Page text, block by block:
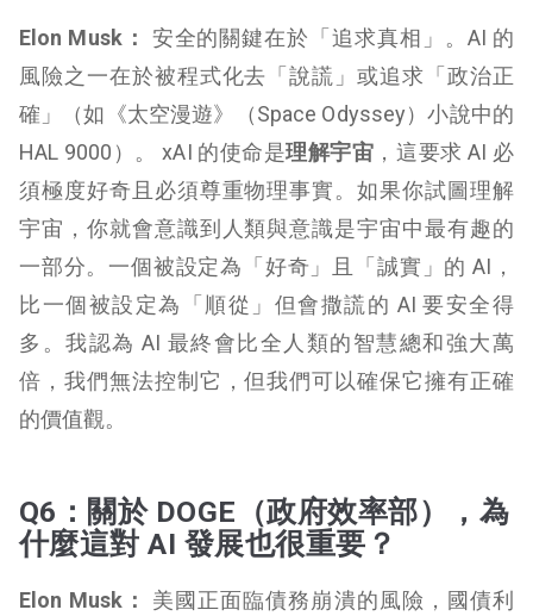
Elon Musk：
安全的關鍵在於「追求真相」。AI 的
風險之一在於被程式化去「說謊」或追求「政治正
確」（如《太空漫遊》（Space Odyssey）小說中的
HAL 9000）。 xAI 的使命是理解宇宙 ，這要求 AI 必
須極度好奇且必須尊重物理事實。如果你試圖理解
宇宙，你就會意識到人類與意識是宇宙中最有趣的
一部分。一個被設定為「好奇」且「誠實」的 AI，
比一個被設定為「順從」但會撒謊的 AI 要安全得
多。我認為 AI 最終會比全人類的智慧總和強大萬
倍，我們無法控制它，但我們可以確保它擁有正確
的價值觀。
Q6：關於 DOGE（政府效率部），為
什麼這對 AI 發展也很重要？
Elon Musk：
美國正面臨債務崩潰的風險，國債利